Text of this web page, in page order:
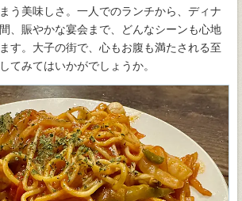
う美味しさ。一人でのランチから、ディナ
、賑やかな宴会まで、どんなシーンも心地
す。大子の街で、心もお腹も満たされる至
てみてはいかがでしょうか。